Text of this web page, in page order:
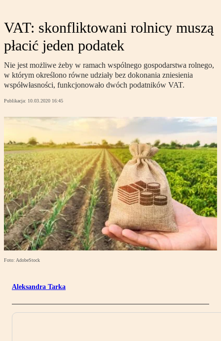
VAT: skonfliktowani rolnicy muszą
płacić jeden podatek
Nie jest możliwe żeby w ramach wspólnego gospodarstwa rolnego,
w którym określono równe udziały bez dokonania zniesienia
współwłasności, funkcjonowało dwóch podatników VAT.
Publikacja: 10.03.2020 16:45
Foto: AdobeStock
Aleksandra Tarka